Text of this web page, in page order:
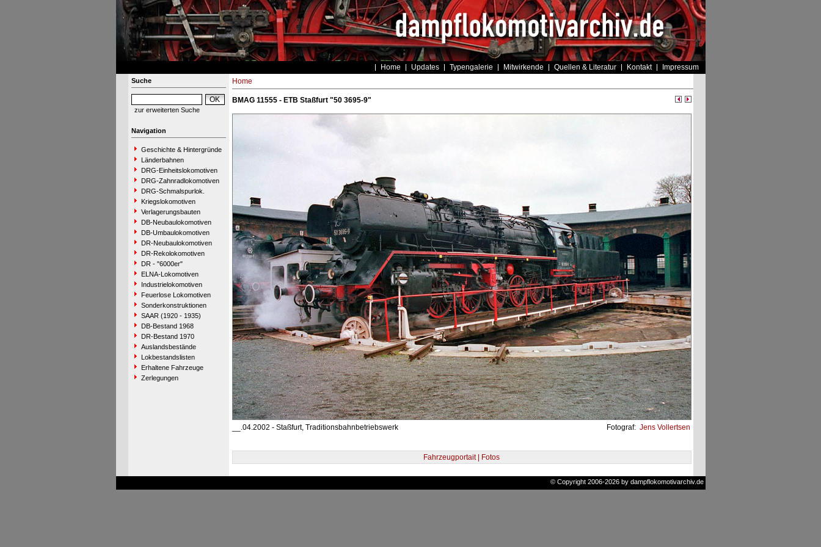
Home Updates Typengalerie Mitwirkende Quellen & Literatur Kontakt Impressum
Suche
zur erweiterten Suche
Navigation
Geschichte & Hintergründe
Länderbahnen
DRG-Einheitslokomotiven
DRG-Zahnradlokomotiven
DRG-Schmalspurlok.
Kriegslokomotiven
Verlagerungsbauten
DB-Neubaulokomotiven
DB-Umbaulokomotiven
DR-Neubaulokomotiven
DR-Rekolokomotiven
DR - "6000er"
ELNA-Lokomotiven
Industrielokomotiven
Feuerlose Lokomotiven
Sonderkonstruktionen
SAAR (1920 - 1935)
DB-Bestand 1968
DR-Bestand 1970
Auslandsbestände
Lokbestandslisten
Erhaltene Fahrzeuge
Zerlegungen
Home
BMAG 11555 - ETB Staßfurt "50 3695-9"
__.04.2002 - Staßfurt, Traditionsbahnbetriebswerk Fotograf: Jens Vollertsen
Fahrzeugportait | Fotos
© Copyright 2006-2026 by dampflokomotivarchiv.de